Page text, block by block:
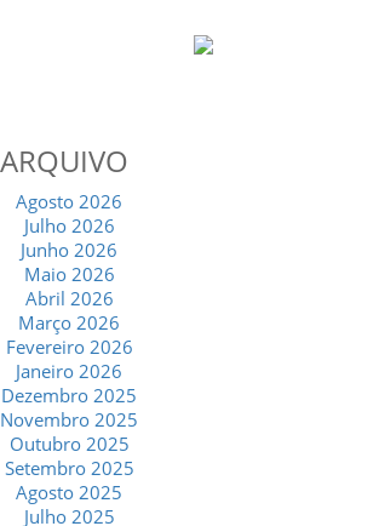
ARQUIVO
Agosto 2026
Julho 2026
Junho 2026
Maio 2026
Abril 2026
Março 2026
Fevereiro 2026
Janeiro 2026
Dezembro 2025
Novembro 2025
Outubro 2025
Setembro 2025
Agosto 2025
Julho 2025